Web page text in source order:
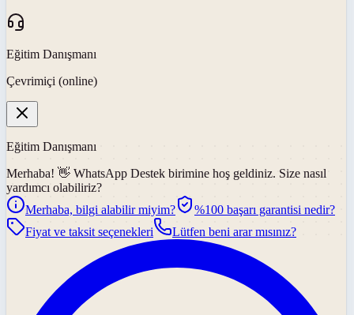
Eğitim Danışmanı
Çevrimiçi (online)
Eğitim Danışmanı
Merhaba! 👋 WhatsApp Destek birimine hoş geldiniz. Size nasıl
yardımcı olabiliriz?
Merhaba, bilgi alabilir miyim?
%100 başarı garantisi nedir?
Fiyat ve taksit seçenekleri
Lütfen beni arar mısınız?